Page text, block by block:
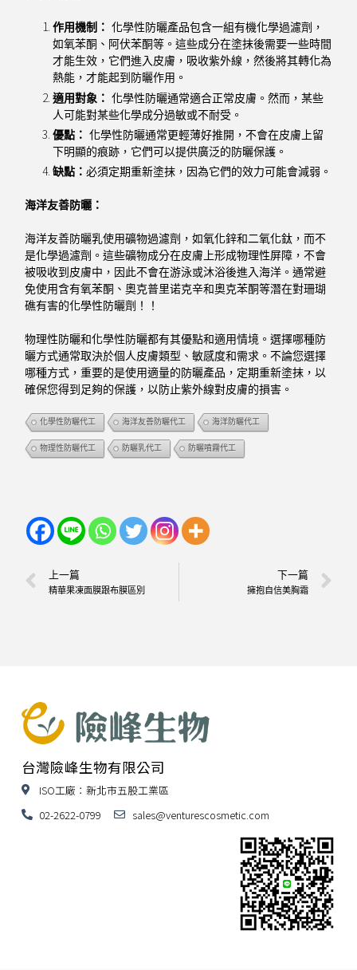
作用機制： 化學性防曬產品包含一組有機化學過濾劑，
如氧苯酮、阿伏苯酮等。這些成分在塗抹後需要一些時間
才能生效，它們進入皮膚，吸收紫外線，然後將其轉化為
熱能，才能起到防曬作用。
適用對象： 化學性防曬通常適合正常皮膚。然而，某些
人可能對某些化學成分過敏或不耐受。
優點： 化學性防曬通常更輕薄好推開，不會在皮膚上留
下明顯的痕跡，它們可以提供廣泛的防曬保護。
缺點：必須定期重新塗抹，因為它們的效力可能會減弱。
海洋友善防曬：
海洋友善防曬乳使用礦物過濾劑，如氧化鋅和二氧化鈦，而不
是化學過濾劑。這些礦物成分在皮膚上形成物理性屏障，不會
被吸收到皮膚中，因此不會在游泳或沐浴後進入海洋。通常避
免使用含有氧苯酮、奧克普里诺克辛和奧克苯酮等潛在對珊瑚
礁有害的化學性防曬劑！！
物理性防曬和化學性防曬都有其優點和適用情境。選擇哪種防
曬方式通常取決於個人皮膚類型、敏感度和需求。不論您選擇
哪種方式，重要的是使用適量的防曬產品，定期重新塗抹，以
確保您得到足夠的保護，以防止紫外線對皮膚的損害。
化學性防曬代工 海洋友善防曬代工 海洋防曬代工
物理性防曬代工 防曬乳代工 防曬噴霧代工
上一篇
精華果凍面膜跟布膜區別
下一篇
擁抱自信美胸霜
台灣險峰生物有限公司
ISO工廠：新北市五股工業區
02-2622-0799
sales@venturescosmetic.com